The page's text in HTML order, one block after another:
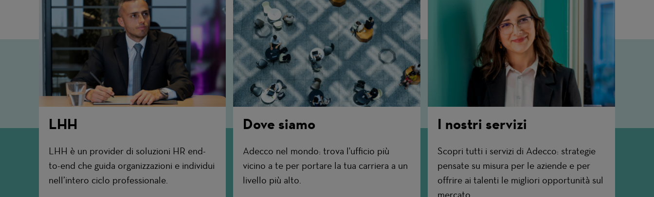
LHH
LHH è un provider di soluzioni HR end-
to-end che guida organizzazioni e individui
nell’intero ciclo professionale.
Dove siamo
Adecco nel mondo: trova l'ufficio più
vicino a te per portare la tua carriera a un
livello più alto.
I nostri servizi
Scopri tutti i servizi di Adecco: strategie
pensate su misura per le aziende e per
offrire ai talenti le migliori opportunità sul